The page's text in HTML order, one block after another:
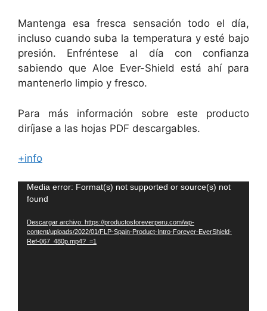
Mantenga esa fresca sensación todo el día,
incluso cuando suba la temperatura y esté bajo
presión. Enfréntese al día con confianza
sabiendo que Aloe Ever-Shield está ahí para
mantenerlo limpio y fresco.
Para más información sobre este producto
diríjase a las hojas PDF descargables.
+info
Reproductor
de
vídeo
Media error: Format(s) not supported or source(s) not
found
Descargar archivo: https://productosforeverperu.com/wp-
content/uploads/2022/01/FLP-Spain-Product-Intro-Forever-EverShield-
Ref-067_480p.mp4?_=1